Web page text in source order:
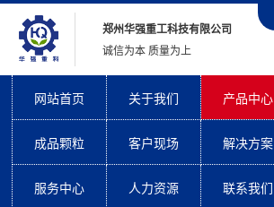
郑州华强重工科技有限公司
诚信为本 质量为上
网站首页 关于我们 产品中心
成品颗粒 客户现场 解决方案
服务中心 人力资源 联系我们